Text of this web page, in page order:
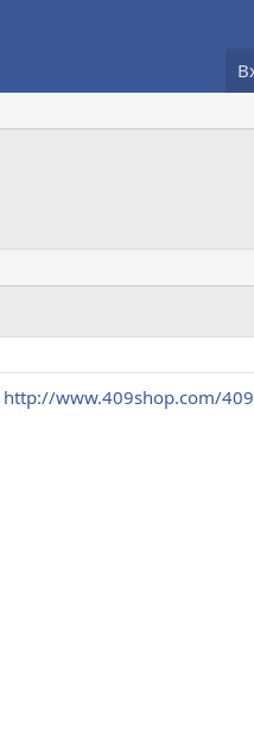
http://www.409shop.com/